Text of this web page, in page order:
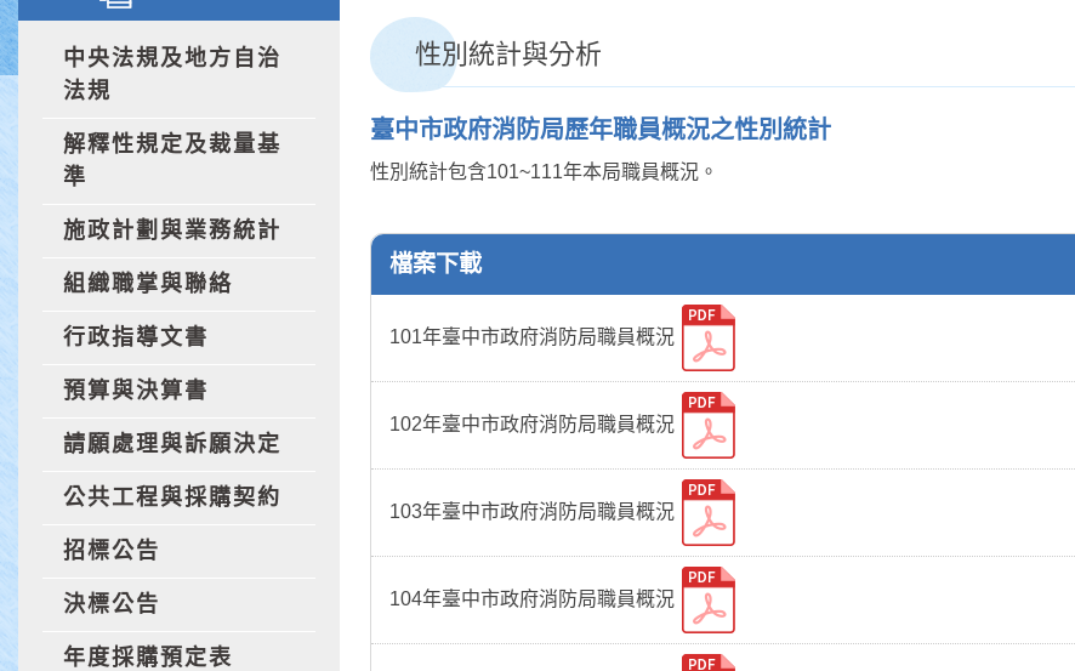
中央法規及地方自治
法規
解釋性規定及裁量基
準
施政計劃與業務統計
組織職掌與聯絡
行政指導文書
預算與決算書
請願處理與訴願決定
公共工程與採購契約
招標公告
決標公告
年度採購預定表
性別統計與分析
臺中市政府消防局歷年職員概況之性別統計
性別統計包含101~111年本局職員概況。
檔案下載
101年臺中市政府消防局職員概況
102年臺中市政府消防局職員概況
103年臺中市政府消防局職員概況
104年臺中市政府消防局職員概況